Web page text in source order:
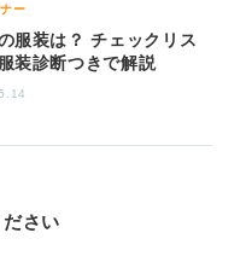
ー
服装は？ チェックリス
装診断つきで解説
さい